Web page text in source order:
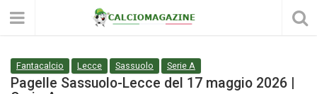
Fantacalcio Lecce Sassuolo Serie A
Pagelle Sassuolo-Lecce del 17 maggio 2026 |